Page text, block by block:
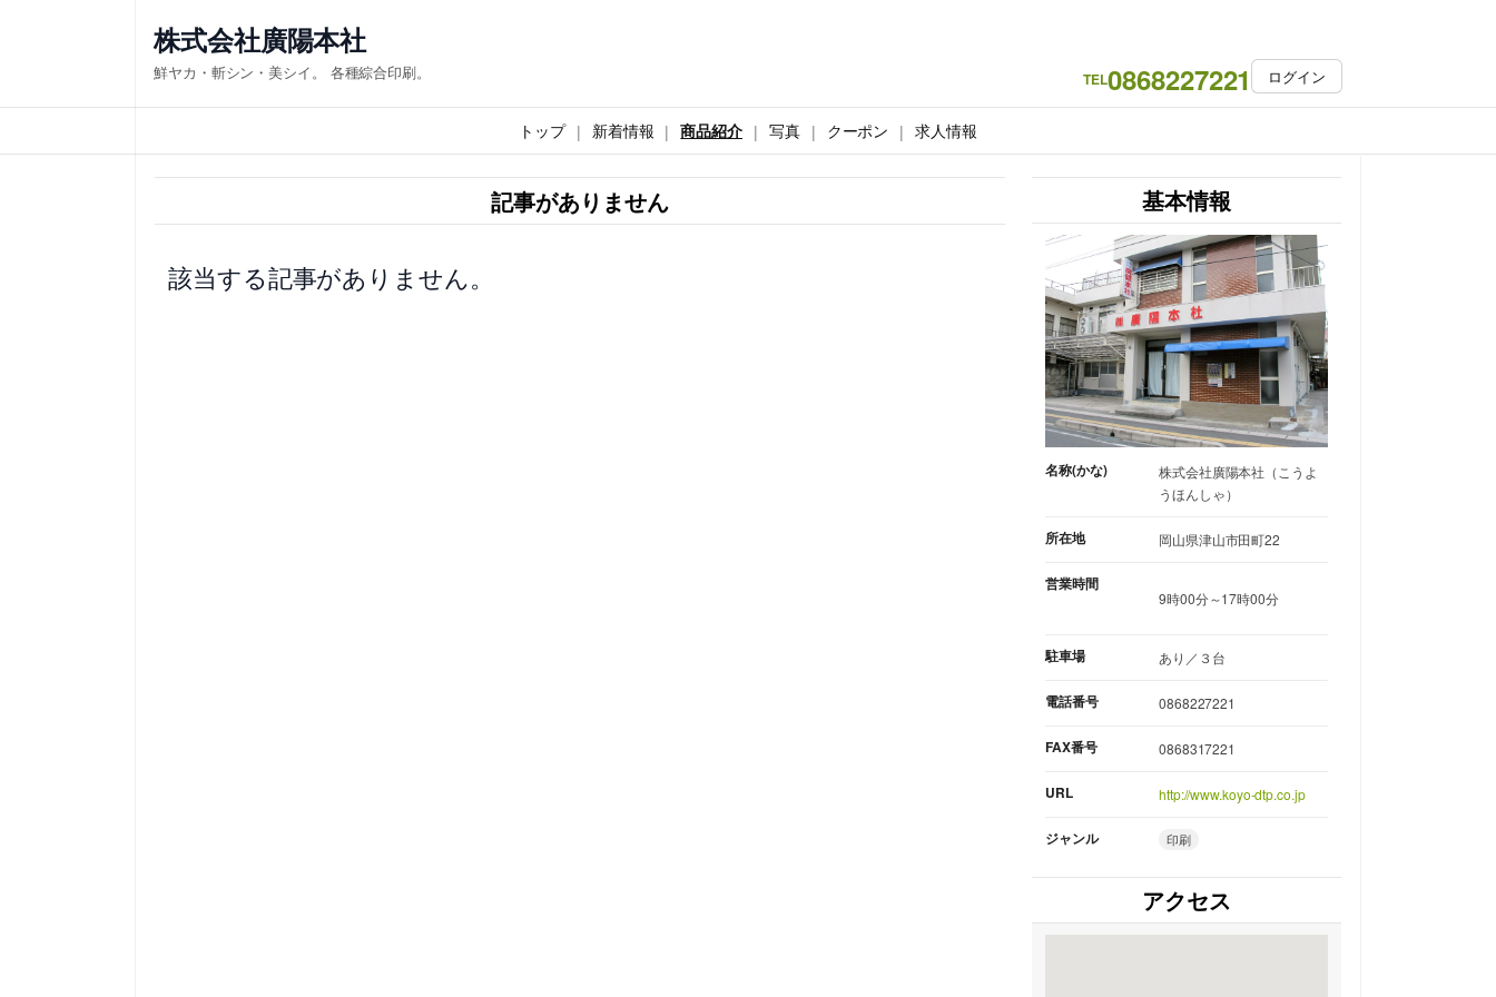
ス
キ
株式会社廣陽本社
鮮ヤカ・斬シン・美シイ。 各種綜合印刷。 TEL0868227221 ログイン
トップ 新着情報 商品紹介 写真 クーポン 求人情報
記事がありません
該当する記事がありません。
基本情報
名称(かな)
株式会社廣陽本社（こうよ
うほんしゃ）
所在地 岡山県津山市田町22
営業時間
9時00分～17時00分
駐車場 あり／３台
電話番号 0868227221
FAX番号 0868317221
URL http://www.koyo-dtp.co.jp
ジャンル 印刷
アクセス